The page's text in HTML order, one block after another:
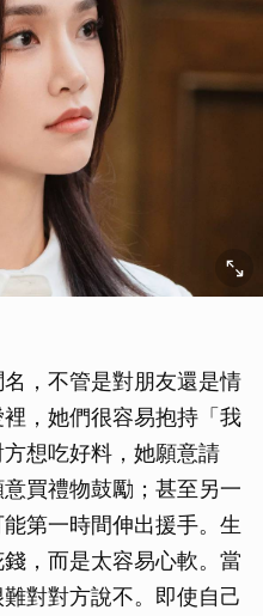
，不管是對朋友還是情
，她們很容易抱持「我
想吃好料，她願意請
買禮物鼓勵；甚至另一
第一時間伸出援手。生
，而是太容易心軟。當
對對方說不。即使自己